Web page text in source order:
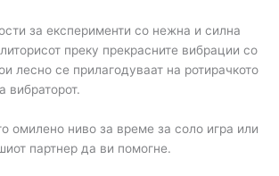
за експерименти со нежна и силна
преку прекрасните вибрации со
лесно се прилагодуваат на ротирачкото
вибраторот.
омилено ниво за време за соло игра или
партнер да ви помогне.